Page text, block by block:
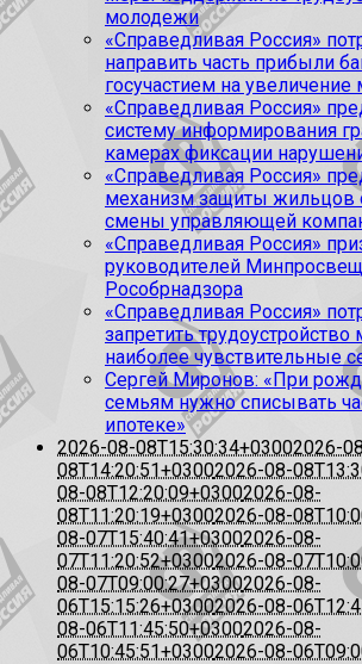
молодежи
«Справедливая Россия»
направить часть прибыли
госучастием на увеличение
«Справедливая Россия»
систему информирования
камерах фиксации
«Справедливая Россия»
механизм защиты жильцов
смены управляющей
«Справедливая Россия»
руководителей
Рособрнадзора
«Справедливая Россия»
запретить трудоустройство
наиболее чувствительные
Сергей Миронов: «При
семьям нужно списывать
ипотеке»
2026-08-08T15:30:34+03002026-
08T14:20:51+03002026-08-
08-08T12:20:09+03002026-08-
08T11:20:19+03002026-08-
08-07T15:40:41+03002026-08-
07T11:20:52+03002026-08-
08-07T09:00:27+03002026-08-
06T15:15:26+03002026-08-
08-06T11:45:50+03002026-08-
06T10:45:51+03002026-08-